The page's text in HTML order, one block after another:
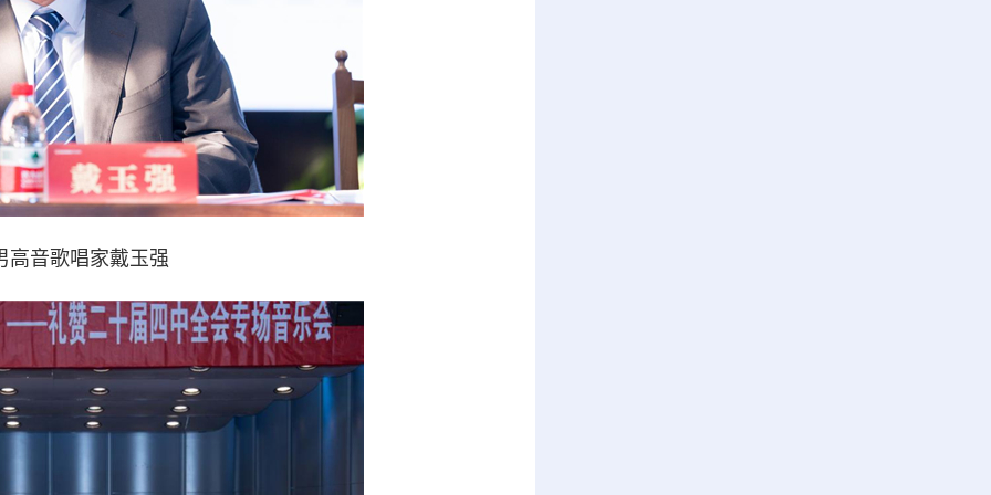
高音歌唱家戴玉强